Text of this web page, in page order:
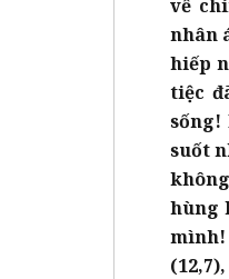
về
nhân
hiếp
tiệc
sống!
suốt
hùng